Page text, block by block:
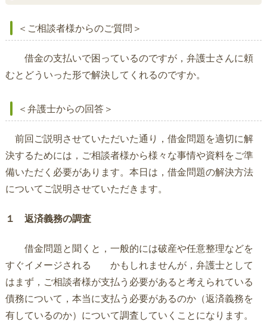
＜ご相談者様からのご質問＞
借金の支払いで困っているのですが，弁護士さんに頼
むとどういった形で解決してくれるのですか。
＜弁護士からの回答＞
前回ご説明させていただいた通り，借金問題を適切に解
決するためには，ご相談者様から様々な事情や資料をご準
備いただく必要があります。本日は，借金問題の解決方法
についてご説明させていただきます。
１ 返済義務の調査
借金問題と聞くと，一般的には破産や任意整理などを
すぐイメージされる かもしれませんが，弁護士として
はまず，ご相談者様が支払う必要があると考えられている
債務について，本当に支払う必要があるのか（返済義務を
有しているのか）について調査していくことになります。